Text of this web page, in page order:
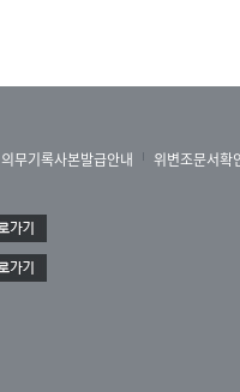
의무기록사본발급안내 위변조문서확